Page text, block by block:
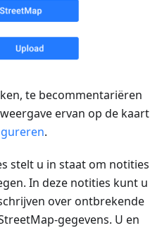
te becommentariëren
ervan op de kaart
.
stelt u in staat om notities
In deze notities kunt u
over ontbrekende
gegevens. U en